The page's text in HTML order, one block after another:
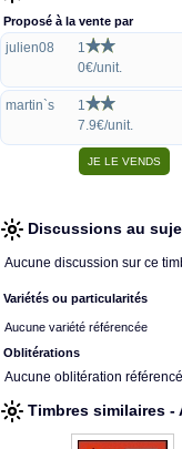
Proposé à la vente par
julien08
1
0€/unit.
martin`s
1
7.9€/unit.
Discussions au
Aucune discussion sur ce
Variétés ou particularités
Aucune variété référencée
Oblitérations
Aucune oblitération
Timbres similaires -